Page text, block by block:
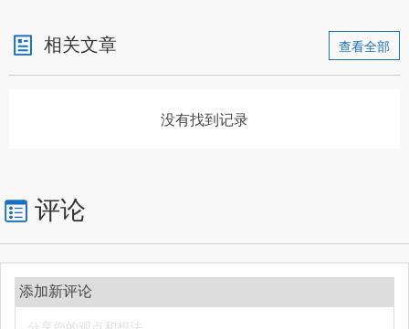
相关文章 查看全部
没有找到记录
评论
添加新评论